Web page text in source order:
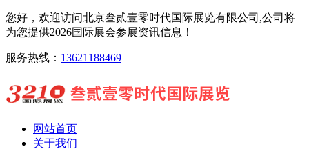
您好，欢迎访问北京叁贰壹零时代国际展览有限公司,公司将
为您提供2026国际展会参展资讯信息！
服务热线： 13621188469
网站首页
关于我们